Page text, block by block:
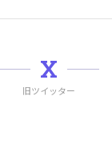
X
旧ツイッター